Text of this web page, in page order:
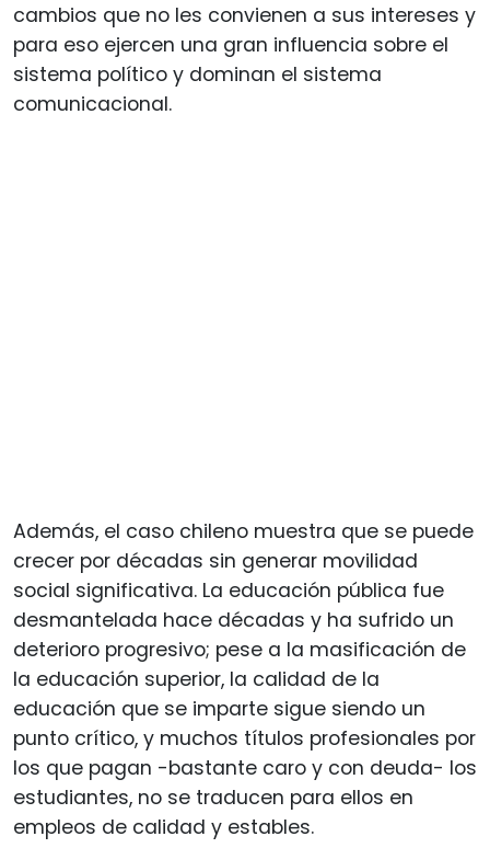
cambios que no les convienen a sus intereses y
para eso ejercen una gran influencia sobre el
sistema político y dominan el sistema
comunicacional.
Además, el caso chileno muestra que se puede
crecer por décadas sin generar movilidad
social significativa. La educación pública fue
desmantelada hace décadas y ha sufrido un
deterioro progresivo; pese a la masificación de
la educación superior, la calidad de la
educación que se imparte sigue siendo un
punto crítico, y muchos títulos profesionales por
los que pagan -bastante caro y con deuda- los
estudiantes, no se traducen para ellos en
empleos de calidad y estables.